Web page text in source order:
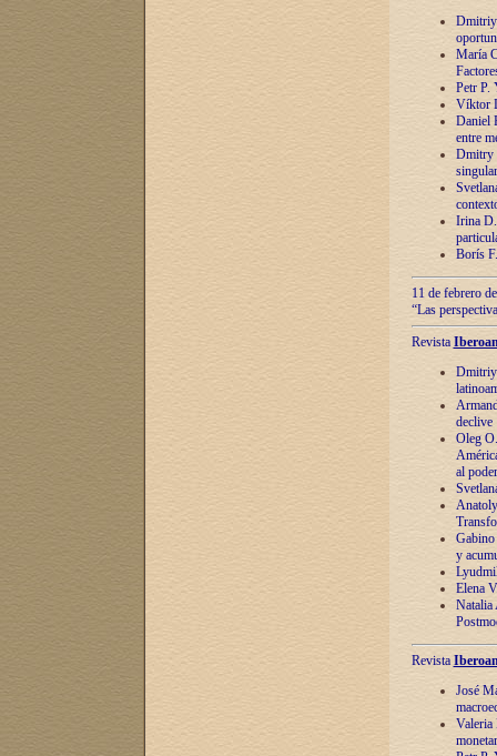
Dmitriy
María
Petr P.
Víktor
Daniel
entre
Dmitry
Irina
Borís
11 de febrero
“Las
Revista
Dmitriy
declive
Oleg
al poder
y
Elena
Natalia
Revista
José
Valeria